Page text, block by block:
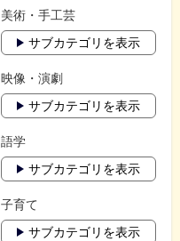
美術・手工芸
サブカテゴリを表示
映像・演劇
サブカテゴリを表示
語学
サブカテゴリを表示
子育て
サブカテゴリを表示